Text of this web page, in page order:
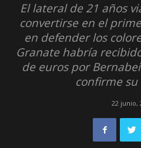
El lateral de 21 años
convertirse en el
en defender los
Granate habría
de euros por
confirme
22 junio,